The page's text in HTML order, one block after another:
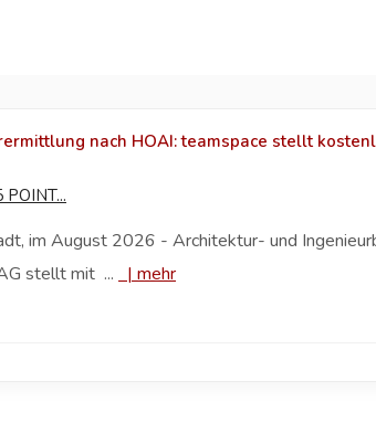
nach HOAI: teamspace stellt
POINT...
im August 2026 - Architektur- und
stellt mit ... |mehr